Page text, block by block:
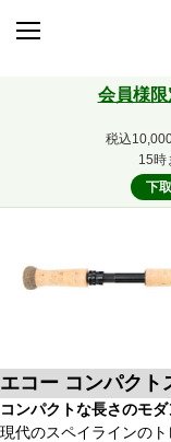
会員様限
税込
15時
下
エコー コンパク
コンパクトな長さのモ
現代のスペイラインの